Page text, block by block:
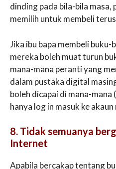
dinding pada bila-bila masa,
memilih untuk membeli
Jika ibu bapa membeli
mereka boleh muat turun
mana-mana peranti yang
dalam pustaka digital
boleh dicapai di mana-mana
hanya log in masuk ke
8. Tidak semuanya
Internet
Apabila bercakap tentang